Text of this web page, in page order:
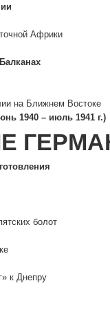
Африки
на Ближнем Востоке
1940 – июль 1941 г.)
болот
к Днепру